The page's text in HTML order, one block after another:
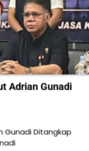
Adrian Gunadi
Gunadi Ditangkap